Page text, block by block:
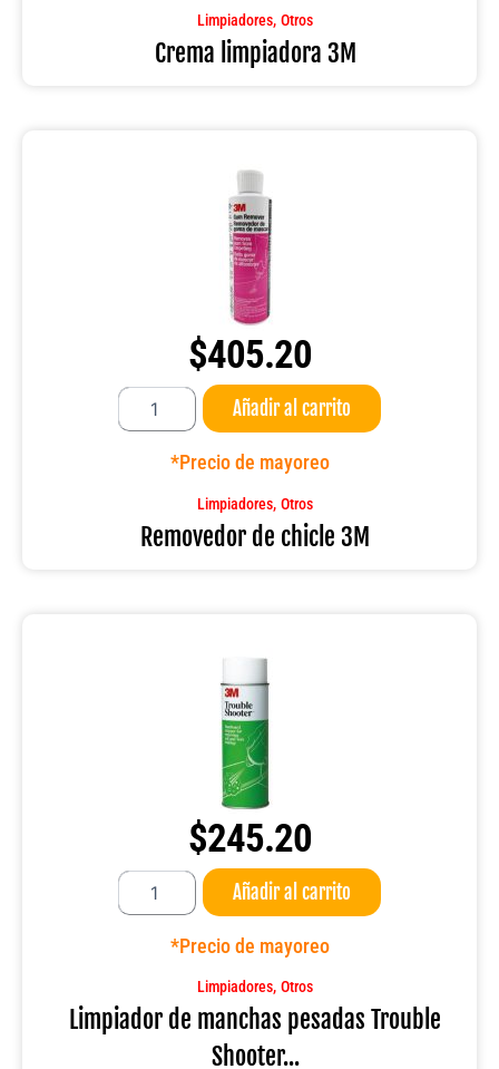
Limpiadores, Otros
Crema limpiadora 3M
$405.20
Removedor
chicle
Añadir al carrito
*Precio de mayoreo
Limpiadores, Otros
Removedor de chicle 3M
$245.20
Limpiador
manchas
3M
cantidad
Añadir al carrito
*Precio de mayoreo
Limpiadores, Otros
Limpiador de manchas pesadas Trouble
Shooter...